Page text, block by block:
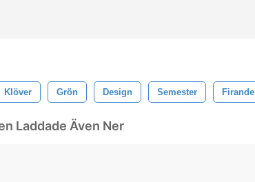
Klöver Grön Design Semester Firande
Laddade Även Ner